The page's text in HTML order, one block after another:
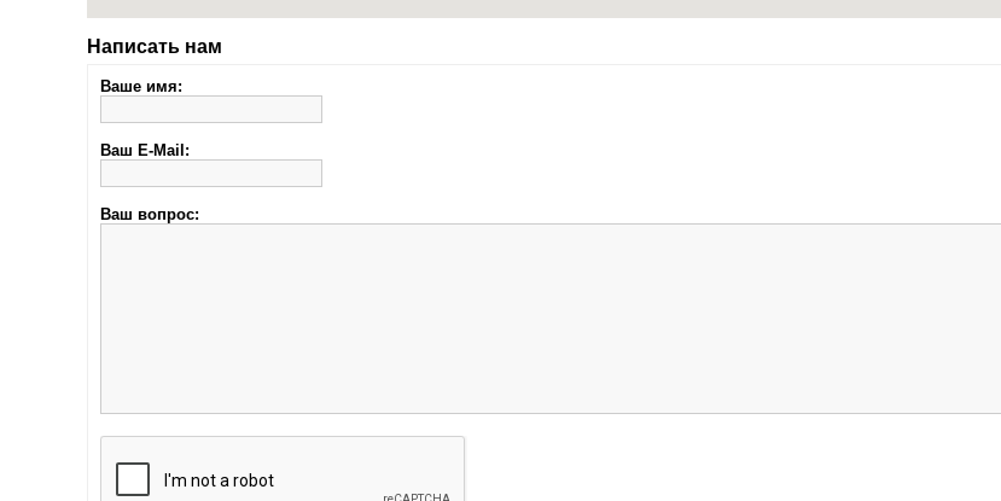
Написать нам
Ваше имя:
Ваш E-Mail:
Ваш вопрос: